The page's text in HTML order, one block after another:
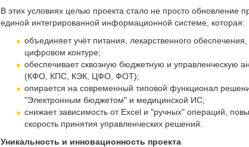
В этих условиях целью проекта стало не просто обновление
единой интегрированной информационной системе, которая:
объединяет учёт питания, лекарственного
цифровом контуре;
обеспечивает сквозную бюджетную и управленческую
(КФО, КПС, КЭК, ЦФО, ФОТ);
опирается на современный типовой функционал
"Электронным бюджетом" и медицинской ИС;
снижает зависимость от Excel и "ручных" операций,
скорость принятия управленческих решений.
Уникальность и инновационность проекта